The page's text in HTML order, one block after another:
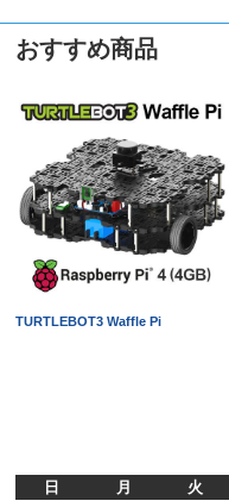
おすすめ商品
TURTLEBOT3 Waffle Pi
日
月 火